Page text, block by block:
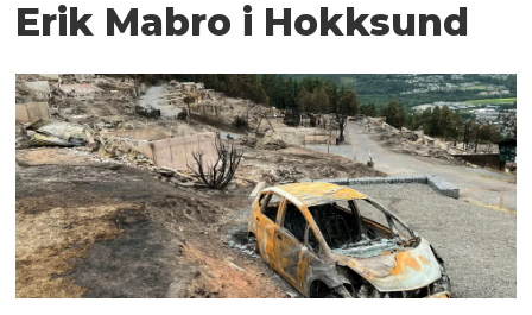
Erik Mabro i Hokksund